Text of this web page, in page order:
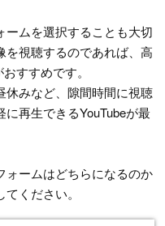
ムを選択することも大切
を視聴するのであれば、高
すすめです。
休みなど、隙間時間に視聴
再生できるYouTubeが最
ォームはどちらになるのか
ください。